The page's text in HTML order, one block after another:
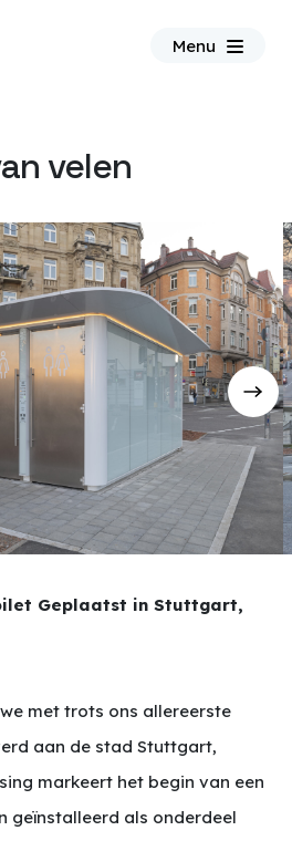
Menu
velen
Geplaatst in Stuttgart,
met trots ons allereerste
aan de stad Stuttgart,
markeert het begin van een
geïnstalleerd als onderdeel